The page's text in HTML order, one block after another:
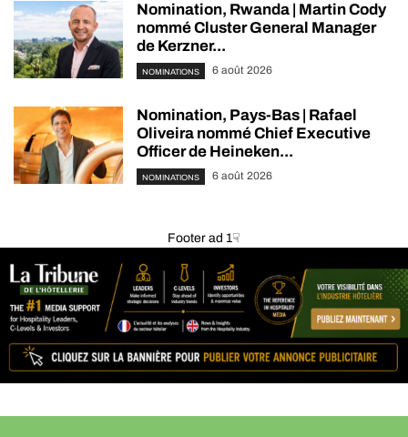
Nomination, Rwanda | Martin Cody
nommé Cluster General Manager
de Kerzner...
NOMINATIONS 6 août 2026
Nomination, Pays-Bas | Rafael
Oliveira nommé Chief Executive
Officer de Heineken...
NOMINATIONS 6 août 2026
Footer ad 1☟